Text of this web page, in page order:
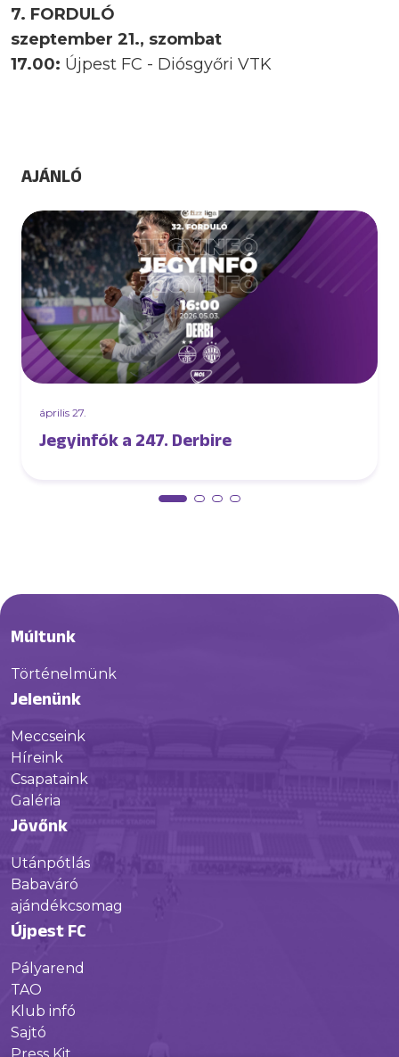
7. FORDULÓ
szeptember 21., szombat
17.00: Újpest FC - Diósgyőri VTK
AJÁNLÓ
április 27.
Jegyinfók a 247. Derbire
Múltunk
Történelmünk
Jelenünk
Meccseink
Híreink
Csapataink
Galéria
Jövőnk
Utánpótlás
Babaváró
ajándékcsomag
Újpest FC
Pályarend
TAO
Klub infó
Sajtó